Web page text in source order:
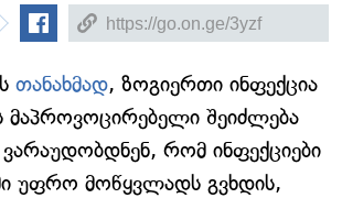
თანახმად, ზოგიერთი ინფექცია
მაპროვოცირებელი შეიძლება
რომ ინფექციები
უფრო მოწყვლადს გვხდის,